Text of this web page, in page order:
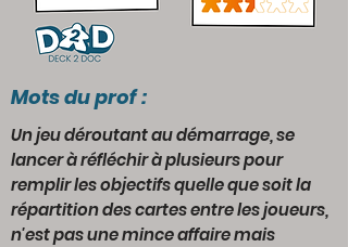
Mots du prof :
Un jeu déroutant au démarrage, se
lancer à réfléchir à plusieurs pour
remplir les objectifs quelle que soit la
répartition des cartes entre les joueurs,
n'est pas une mince affaire mais